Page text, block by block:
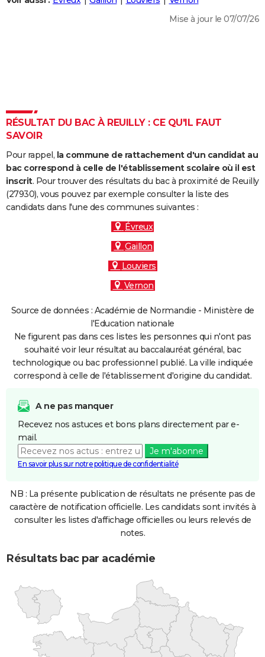
DICTIONNAIRE
Dictionnaire
Biographies
Citations
Expressions
Proverbes
PROGRAMME TV
COPAINS D'AVANT
S'inscrire
Se connecter
Lycées
Collèges
Primaires
Universités
Entreprises
Service militaire
Avis de recherche
AVIS DE DÉCÈS
FORUM
Mise à jour le 07/07/26
RÉSULTAT DU BAC À REUILLY : CE QU'IL FAUT
SAVOIR
Pour rappel, la commune de rattachement d'un candidat au
bac correspond à celle de l'établissement scolaire où il est
inscrit. Pour trouver des résultats du bac à proximité de Reuilly
(27930), vous pouvez par exemple consulter la liste des
candidats dans l'une des communes suivantes :
Évreux
Gaillon
Louviers
Vernon
Source de données : Académie de Normandie - Ministère de
l'Education nationale
Ne figurent pas dans ces listes les personnes qui n'ont pas
souhaité voir leur résultat au baccalauréat général, bac
technologique ou bac professionnel publié. La ville indiquée
correspond à celle de l'établissement d'origine du candidat.
A ne pas manquer
Recevez nos astuces et bons plans directement par e-
mail.
Je m'abonne
En savoir plus sur notre politique de confidentialité
NB : La présente publication de résultats ne présente pas de
caractère de notification officielle. Les candidats sont invités à
consulter les listes d'affichage officielles ou leurs relevés de
notes.
Résultats bac par académie